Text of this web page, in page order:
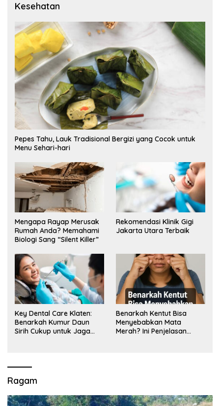
Kesehatan
Pepes Tahu, Lauk Tradisional Bergizi yang Cocok untuk
Menu Sehari-hari
Mengapa Rayap Merusak
Rumah Anda? Memahami
Biologi Sang “Silent Killer”
Rekomendasi Klinik Gigi
Jakarta Utara Terbaik
Key Dental Care Klaten:
Benarkah Kumur Daun
Sirih Cukup untuk Jaga
Benarkah Kentut Bisa
Menyebabkan Mata
Merah? Ini Penjelasan
Ragam